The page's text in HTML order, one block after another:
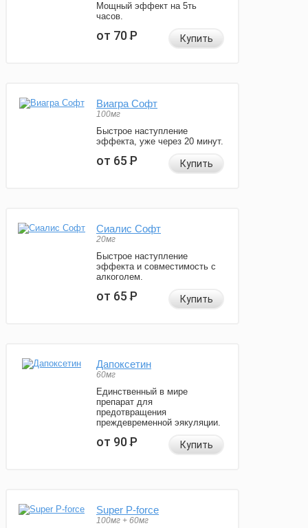
Мощный эффект на 5ть
часов.
от 70Р Купить
Виагра Софт
100мг
Быстрое наступление
эффекта, уже через 20 минут.
от 65Р Купить
Сиалис Софт
20мг
Быстрое наступление
эффекта и совместимость с
алкоголем.
от 65Р Купить
Дапоксетин
60мг
Единственный в мире
препарат для
предотвращения
преждевременной эякуляции.
от 90Р Купить
Super P-force
100мг + 60мг